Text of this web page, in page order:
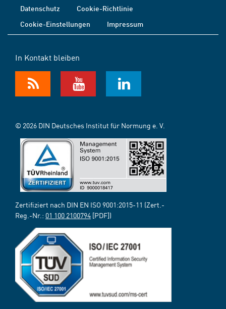
Datenschutz
Cookie-Richtlinie
Cookie-Einstellungen
Impressum
In Kontakt bleiben
© 2026 DIN Deutsches Institut für Normung e. V.
Zertifiziert nach DIN EN ISO 9001:2015-11 (Zert.-
Reg.-Nr.: 01 100 2100794 [PDF])